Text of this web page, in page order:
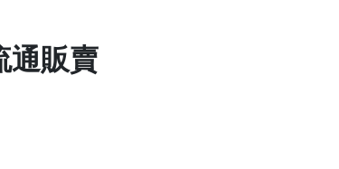
通販賣